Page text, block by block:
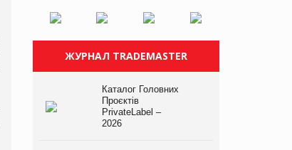
ЖУРНАЛ TRADEMASTER
Каталог Головних
Проєктів
PrivateLabel –
2026